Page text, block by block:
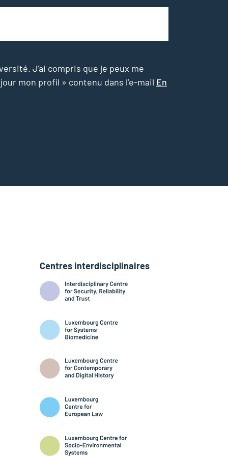
J’ai compris que je peux me
mon profil » contenu dans l’e-mail En
Centres interdisciplinaires